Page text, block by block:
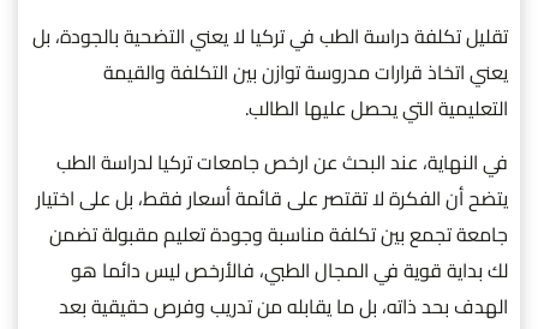
تقليل تكلفة دراسة الطب في تركيا لا يعني التضحية بالجودة، بل
يعني اتخاذ قرارات مدروسة توازن بين التكلفة والقيمة
التعليمية التي يحصل عليها الطالب.
في النهاية، عند البحث عن ارخص جامعات تركيا لدراسة الطب
يتضح أن الفكرة لا تقتصر على قائمة أسعار فقط، بل على اختيار
جامعة تجمع بين تكلفة مناسبة وجودة تعليم مقبولة تضمن
لك بداية قوية في المجال الطبي، فالأرخص ليس دائما هو
الهدف بحد ذاته، بل ما يقابله من تدريب وفرص حقيقية بعد